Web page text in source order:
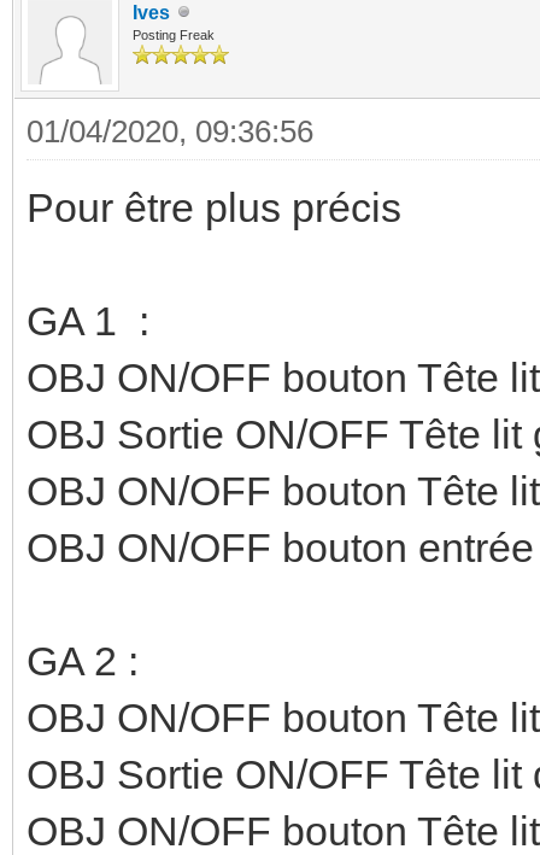
Ives
Posting Freak
01/04/2020, 09:36:56
Pour être plus précis
GA 1 :
OBJ ON/OFF bouton Tête
OBJ Sortie ON/OFF Tête lit
OBJ ON/OFF bouton Tête
OBJ ON/OFF bouton
GA 2 :
OBJ ON/OFF bouton Tête
OBJ Sortie ON/OFF Tête lit
OBJ ON/OFF bouton Tête